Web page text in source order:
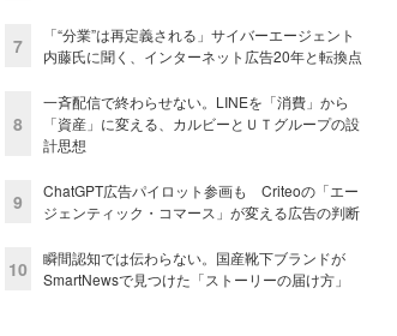
7
「“分業”は再定義される」サイバーエージェント
内藤氏に聞く、インターネット広告20年と転換点
8
一斉配信で終わらせない。LINEを「消費」から
「資産」に変える、カルビーとＵＴグループの設
計思想
9
ChatGPT広告パイロット参画も Criteoの「エー
ジェンティック・コマース」が変える広告の判断
10
瞬間認知では伝わらない。国産靴下ブランドが
SmartNewsで見つけた「ストーリーの届け方」